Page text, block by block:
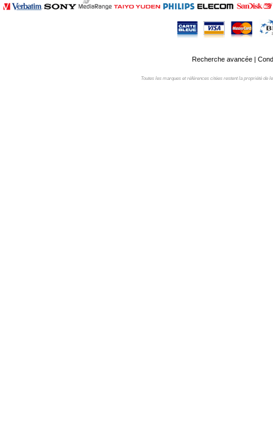
Recherche avancée|
Toutes les marques et références citées restent la propriété de